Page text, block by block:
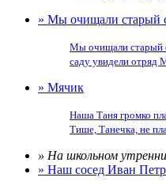
» Мы очищали старый
Мы очищали старый
саду увидели отряд
» Мячик
Наша Таня громко
Тише, Танечка, не
» На школьном
» Наш сосед Иван